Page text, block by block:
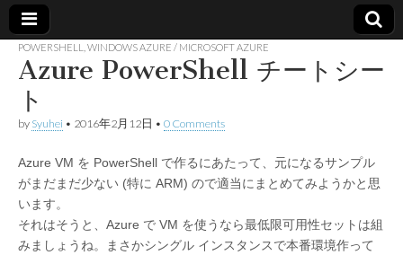
Made in
container
POWERSHELL WINDOWS AZURE / MICROSOFT AZURE
Azure PowerShell チートシー
ト
by Syuhei • 2016年2月12日 • 0 Comments
Azure VM を PowerShell で作るにあたって、元になるサンプル
がまだまだ少ない (特に ARM) ので適当にまとめてみようかと思
います。
それはそうと、Azure で VM を使うなら最低限可用性セットは組
みましょうね。まさかシングル インスタンスで本番環境作って